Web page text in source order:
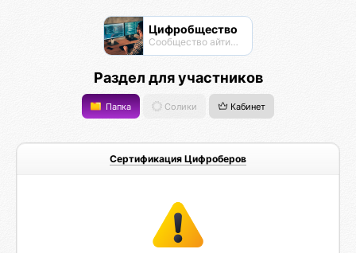
Цифробщество
Сообщество айтишников
Раздел для участников
Папка Солики Кабинет
Сертификация Цифроберов